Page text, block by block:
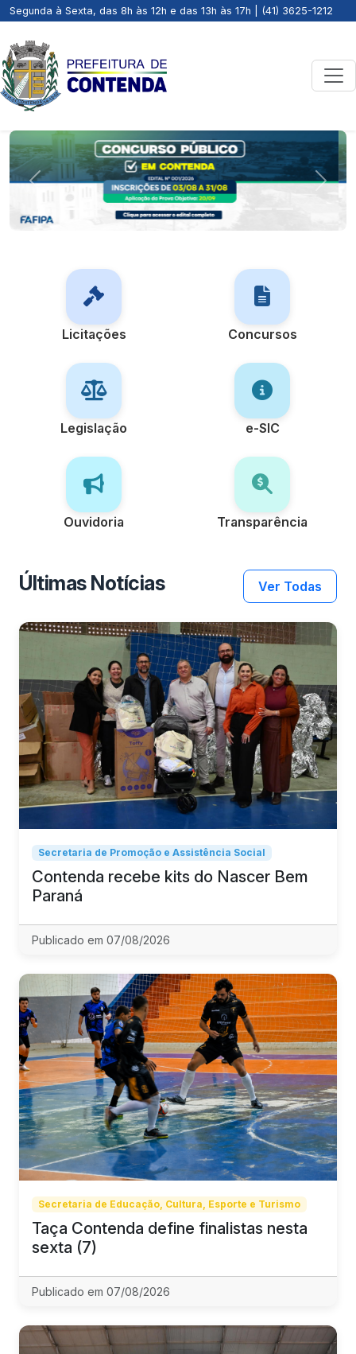
Segunda à Sexta, das 8h às 12h e das 13h às 17h | (41) 3625-1212
Previous Next
Licitações Concursos
Legislação e-SIC
Ouvidoria Transparência
Últimas Notícias Ver Todas
Secretaria de Promoção e Assistência Social
Contenda recebe kits do Nascer Bem
Paraná
Publicado em 07/08/2026
Secretaria de Educação, Cultura, Esporte e Turismo
Taça Contenda define finalistas nesta
sexta (7)
Publicado em 07/08/2026